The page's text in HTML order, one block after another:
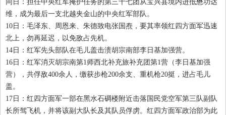
同日：担任中央红军掩护任务的第三十七团从宝兴县境内进抵懋功达
维，成为最后一支北越夹金山的中央红军部队。
10 日：毛泽东、周恩来、朱德致电张国焘，要其率领红四方面军迅速
北上，勿再延迟，以免敌占先机。
14 日：红军先头部队在毛儿盖击溃胡宗南部李日基加强营。
16 日：红军消灭胡宗南第1 师西北补充旅补充团第1 营（李日基加强
营），共俘敌400余人，缴获步枪200余支、重机枪20挺，进占毛儿
盖。
17 日：红四方面军一部在黑水石碉楼附近击落国民党空军第三队副队
长所驾飞机，并将该副大队长及其队员俘虏。红四方面军政治部为此